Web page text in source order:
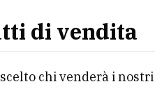
di vendita
chi venderà i